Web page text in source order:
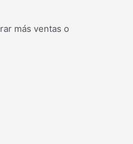
más ventas o